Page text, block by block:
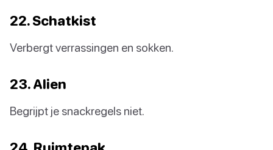
22. Schatkist
Verbergt verrassingen en sokken.
23. Alien
Begrijpt je snackregels niet.